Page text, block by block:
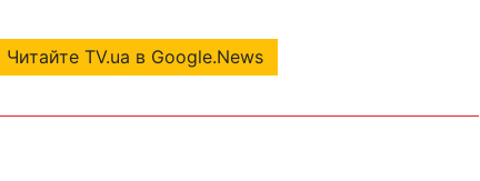
Читайте TV.ua в Google.News